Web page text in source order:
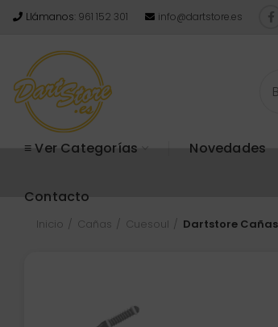
Llámanos: 961 152 301 info@dartstore.es
≡ Ver Categorías Novedades
Contacto
Inicio Cañas Cuesoul Dartstore Cañas